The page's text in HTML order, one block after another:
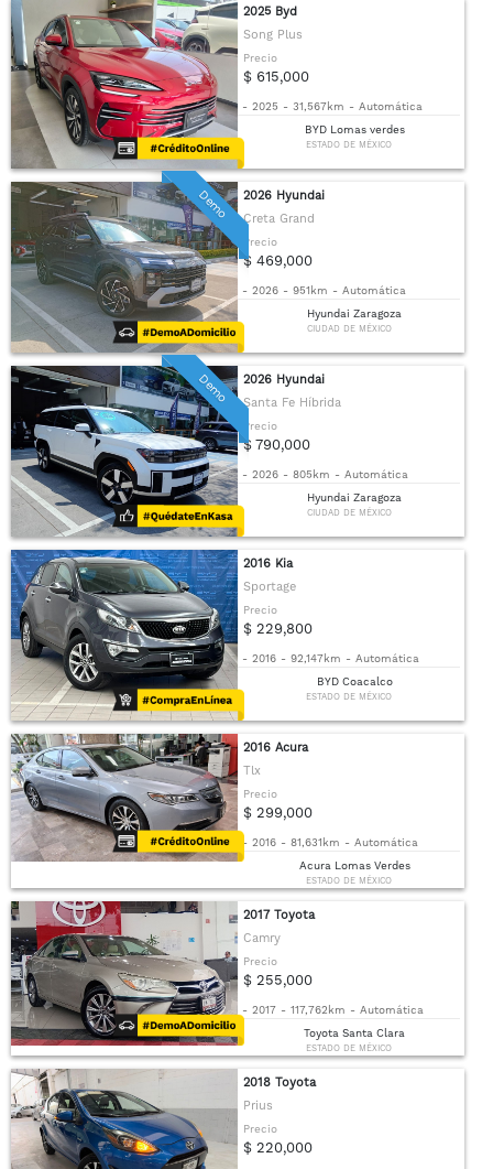
2025 Byd
Song Plus
Precio
$ 615,000
- 2025 - 31,567km - Automática
BYD Lomas verdes
ESTADO DE MÉXICO
Demo
2026 Hyundai
Creta Grand
Precio
$ 469,000
- 2026 - 951km - Automática
Hyundai Zaragoza
CIUDAD DE MÉXICO
Demo
2026 Hyundai
Santa Fe Híbrida
Precio
$ 790,000
- 2026 - 805km - Automática
Hyundai Zaragoza
CIUDAD DE MÉXICO
2016 Kia
Sportage
Precio
$ 229,800
- 2016 - 92,147km - Automática
BYD Coacalco
ESTADO DE MÉXICO
2016 Acura
Tlx
Precio
$ 299,000
- 2016 - 81,631km - Automática
Acura Lomas Verdes
ESTADO DE MÉXICO
2017 Toyota
Camry
Precio
$ 255,000
- 2017 - 117,762km - Automática
Toyota Santa Clara
ESTADO DE MÉXICO
2018 Toyota
Prius
Precio
$ 220,000